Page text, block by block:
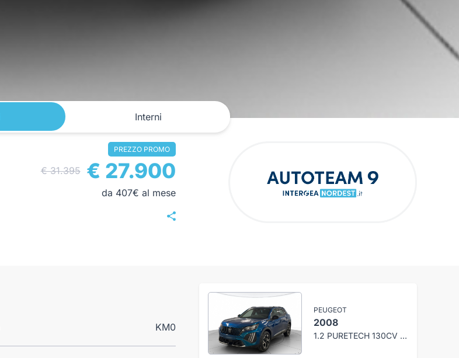
Interni
PREZZO PROMO
€ 31.395 € 27.900
da 407€ al mese
KM0
PEUGEOT
2008
1.2 PURETECH 130CV ALLURE EAT8